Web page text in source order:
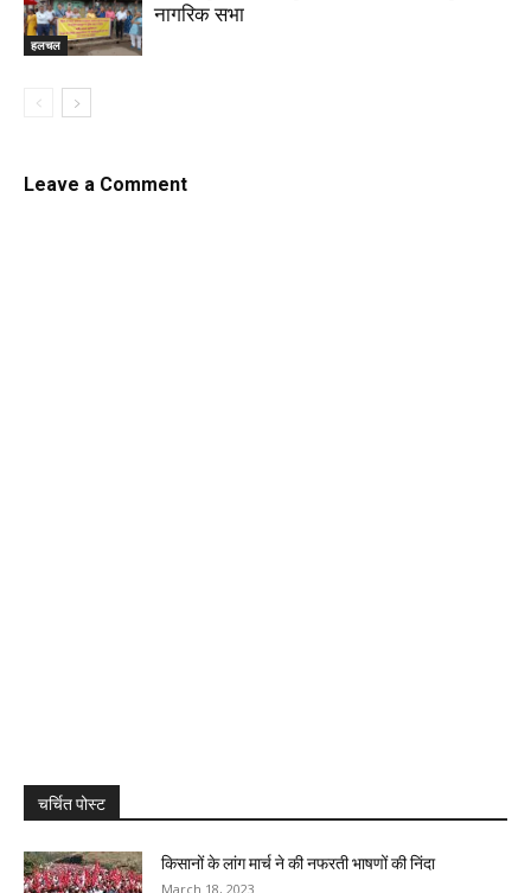
हलचल
नागरिक सभा
Leave a Comment
चर्चित पोस्ट
किसानों के लांग मार्च ने की नफरती भाषणों की निंदा
March 18, 2023